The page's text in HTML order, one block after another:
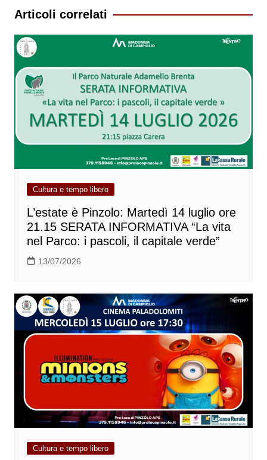
Articoli correlati
Cultura e tempo libero
L’estate è Pinzolo: Martedì 14 luglio ore
21.15 SERATA INFORMATIVA “La vita
nel Parco: i pascoli, il capitale verde”
13/07/2026
Cultura e tempo libero